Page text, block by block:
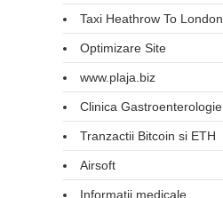
Taxi Heathrow To London
Optimizare Site
www.plaja.biz
Clinica Gastroenterologie
Tranzactii Bitcoin si ETH
Airsoft
Informatii medicale